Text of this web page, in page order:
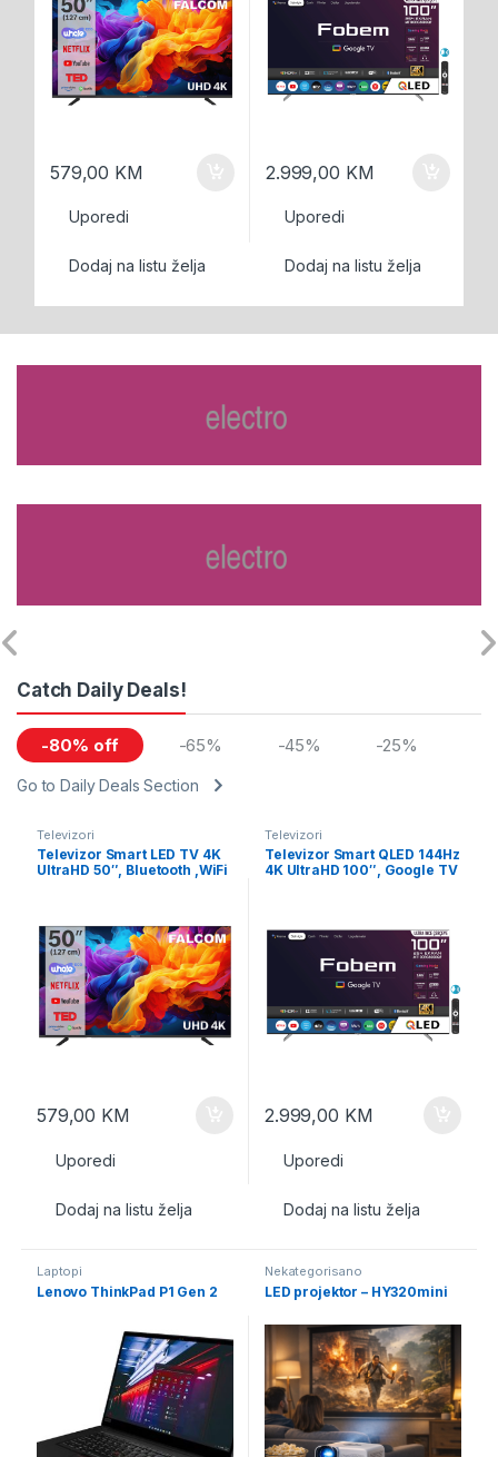
579,00 KM
Uporedi
Dodaj na listu želja
2.999,00 KM
Uporedi
Dodaj na listu želja
Catch Daily Deals!
-80% off -65% -45% -25%
Go to Daily Deals Section
Televizori
Televizor Smart LED TV 4K
UltraHD 50″, Bluetooth ,WiFi
579,00 KM
Uporedi
Dodaj na listu želja
Televizori
Televizor Smart QLED 144Hz
4K UltraHD 100″, Google TV
2.999,00 KM
Uporedi
Dodaj na listu želja
Laptopi
Lenovo ThinkPad P1 Gen 2
Nekategorisano
LED projektor – HY320mini